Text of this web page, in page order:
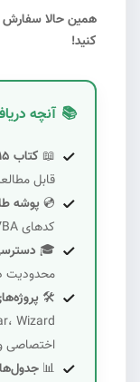
همین حالا سفارش
کنید!
📚 آنچه
📖 کتاب ۲۱۵ صفحه‌ای
قابل
💿پوشه
کدهای VBA و UserForm‌های آماده)
🎓
محدودیت
🛠️
اختصاصی
📊